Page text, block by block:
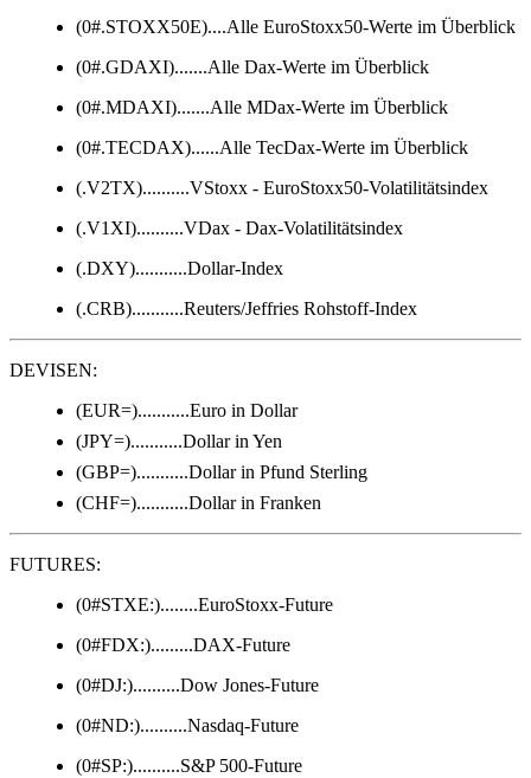
(0#.STOXX50E)....Alle EuroStoxx50-Werte im Überblick
(0#.GDAXI).......Alle Dax-Werte im Überblick
(0#.MDAXI).......Alle MDax-Werte im Überblick
(0#.TECDAX)......Alle TecDax-Werte im Überblick
(.V2TX)..........VStoxx - EuroStoxx50-Volatilitätsindex
(.V1XI)..........VDax - Dax-Volatilitätsindex
(.DXY)...........Dollar-Index
(.CRB)...........Reuters/Jeffries Rohstoff-Index
DEVISEN:
(EUR=)...........Euro in Dollar
(JPY=)...........Dollar in Yen
(GBP=)...........Dollar in Pfund Sterling
(CHF=)...........Dollar in Franken
FUTURES:
(0#STXE:)........EuroStoxx-Future
(0#FDX:).........DAX-Future
(0#DJ:)..........Dow Jones-Future
(0#ND:)..........Nasdaq-Future
(0#SP:)..........S&P 500-Future